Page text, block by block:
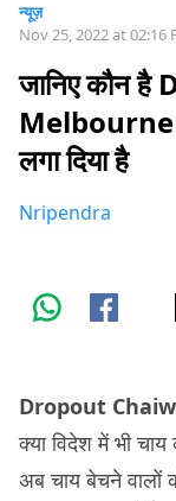
न्यूज़
Nov 25, 2022 at 02:16
जानिए कौन
Melbourne
लगा दिया है
Nripendra
Dropout
क्या विदेश में भी
अब चाय बेचने वालों